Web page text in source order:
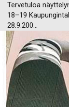
Tervetuloa
18–19
28.9.200…